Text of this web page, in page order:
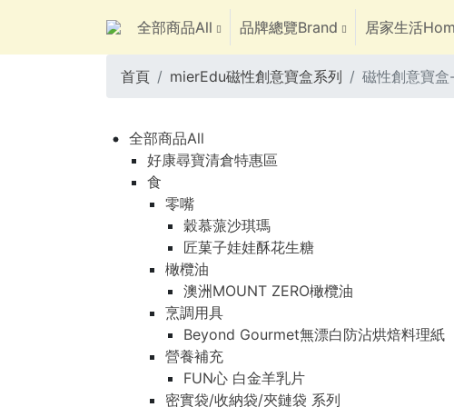
全部商品All 品牌總覽Brand 居家生活
首頁 mierEdu磁性創意寶盒系列 磁性創意寶
全部商品All
好康尋寶清倉特惠區
食
零嘴
穀慕蒎沙琪瑪
匠菓子娃娃酥花生糖
橄欖油
澳洲MOUNT ZERO橄欖油
烹調用具
Beyond Gourmet無漂白防沾烘焙料理紙
營養補充
FUN心 白金羊乳片
密實袋/收納袋/夾鏈袋 系列